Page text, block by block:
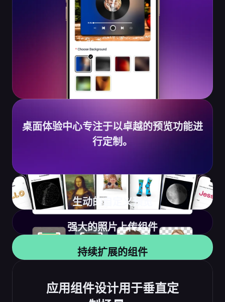
桌面体验中心专注于以卓越的预览功能进
行定制。
生动的自定义预览
强大的照片上传组件
持续扩展的组件
应用组件设计用于垂直定